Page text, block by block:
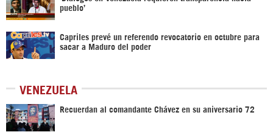
pueblo’
Capriles prevé un referendo revocatorio en octubre para
sacar a Maduro del poder
VENEZUELA
Recuerdan al comandante Chávez en su aniversario 72